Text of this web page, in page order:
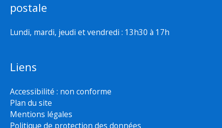
postale
Lundi, mardi, jeudi et vendredi : 13h30 à 17h
Liens
Accessibilité : non conforme
Plan du site
Mentions légales
Politique de protection des données